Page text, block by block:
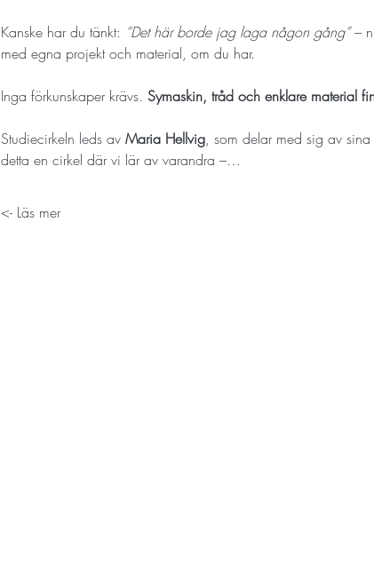
Kanske har du tänkt: ”Det här borde jag laga någon gång” –
med egna projekt och material, om du har.
Inga förkunskaper krävs. Symaskin, tråd och enklare material
Studiecirkeln leds av Maria Hellvig, som delar med sig av
detta en cirkel där vi lär av varandra –…
Läs mer ->